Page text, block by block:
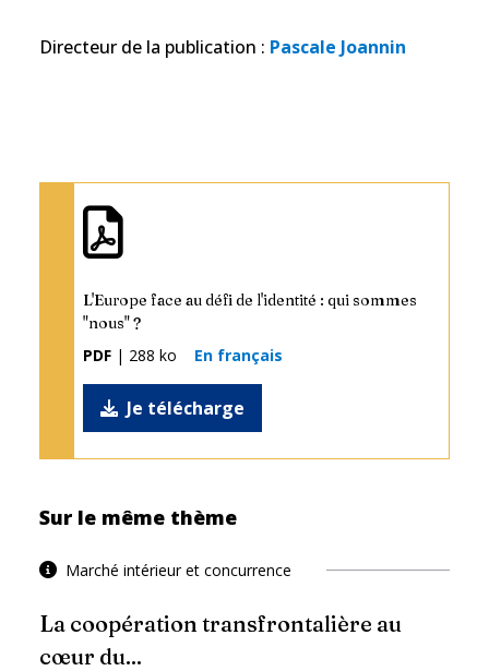
Directeur de la publication : Pascale Joannin
L'Europe face au défi de l'identité : qui sommes
"nous" ?
PDF | 288 ko En français
Je télécharge
Sur le même thème
Marché intérieur et concurrence
La coopération transfrontalière au
cœur du...